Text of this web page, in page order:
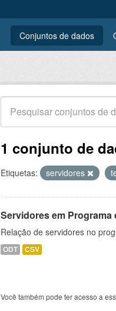
Conjuntos de dados
1 conjunto de
Etiquetas: servidores
Servidores em Programa
Relação de servidores no
ODT CSV
Você também pode ter acesso a